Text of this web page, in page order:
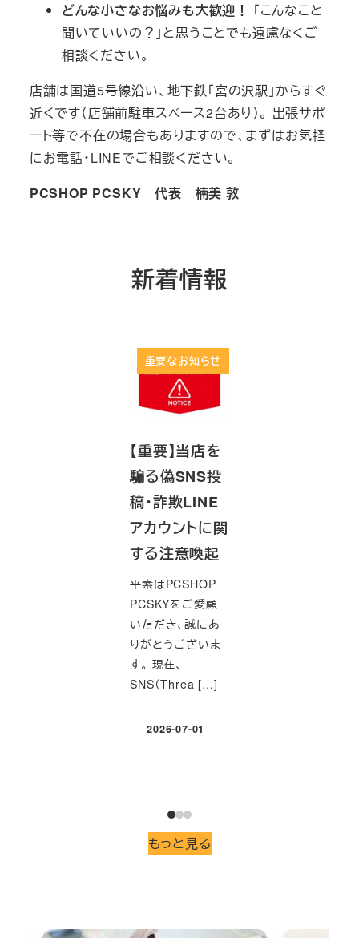
どんな小さなお悩みも大歓迎！
「こんなこと
聞いていいの？」と思うことでも遠慮なくご
相談ください。
店舗は国道5号線沿い、地下鉄「宮の沢駅」からすぐ
近くです（店舗前駐車スペース2台あり）。 出張サポ
ート等で不在の場合もありますので、まずはお気軽
にお電話・LINEでご相談ください。
PCSHOP PCSKY 代表 楠美 敦
新着情報
重要なお知らせ
【重要】当店を
騙る偽SNS投
稿・詐欺LINE
アカウントに関
する注意喚起
平素はPCSHOP
PCSKYをご愛顧
いただき、誠にあ
りがとうございま
す。 現在、
SNS（Threa […]
投稿日
2026-07-01
もっと見る